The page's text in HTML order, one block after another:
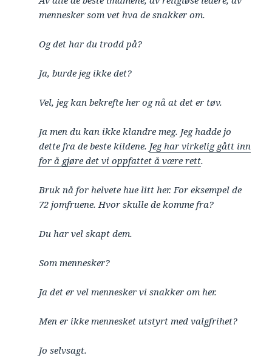
mennesker som vet hva de snakker om.
Og det har du trodd på?
Ja, burde jeg ikke det?
Vel, jeg kan bekrefte her og nå at det er tøv.
Ja men du kan ikke klandre meg. Jeg hadde jo
dette fra de beste kildene. Jeg har virkelig gått inn
for å gjøre det vi oppfattet å være rett.
Bruk nå for helvete hue litt her. For eksempel de
72 jomfruene. Hvor skulle de komme fra?
Du har vel skapt dem.
Som mennesker?
Ja det er vel mennesker vi snakker om her.
Men er ikke mennesket utstyrt med valgfrihet?
Jo selvsagt.